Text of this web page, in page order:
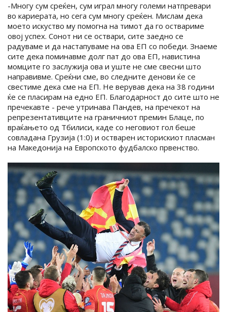
-Многу сум среќен, сум играл многу големи натпревари
во кариерата, но сега сум многу среќен. Мислам дека
моето искуство му помогна на тимот да го оствариме
овој успех. Сонот ни се оствари, сите заедно се
радуваме и да настапуваме на ова ЕП со победи. Знаеме
сите дека поминавме долг пат до ова ЕП, навистина
момците го заслужија ова и уште не сме свесни што
направивме. Среќни сме, во следните денови ќе се
свестиме дека сме на ЕП. Не верував дека на 38 години
ќе се пласирам на едно ЕП. Благодарност до сите што не
пречекавте - рече утринава Пандев, на пречекот на
репрезентативците на граничниот премин Блаце, по
враќањето од Тбилиси, каде со неговиот гол беше
совладана Грузија (1:0) и остварен историскиот пласман
на Македонија на Европското фудбалско првенство.